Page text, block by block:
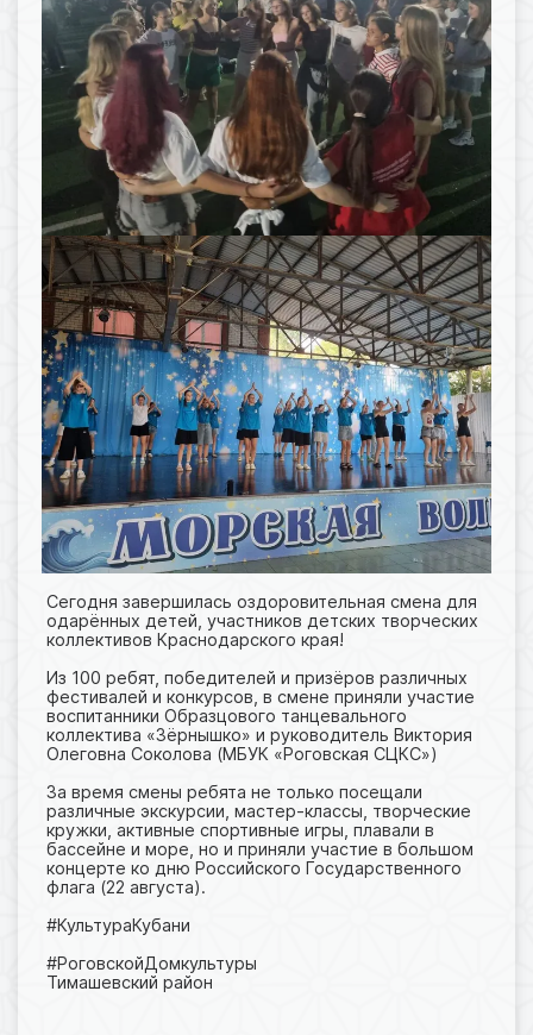
Сегодня завершилась оздоровительная смена для
одарённых детей, участников детских творческих
коллективов Краснодарского края!
Из 100 ребят, победителей и призёров различных
фестивалей и конкурсов, в смене приняли участие
воспитанники Образцового танцевального
коллектива «Зëрнышко» и руководитель Виктория
Олеговна Соколова (МБУК «Роговская СЦКС»)
За время смены ребята не только посещали
различные экскурсии, мастер-классы, творческие
кружки, активные спортивные игры, плавали в
бассейне и море, но и приняли участие в большом
концерте ко дню Российского Государственного
флага (22 августа).
#КультураКубани
#РоговскойДомкультуры
Тимашевский район